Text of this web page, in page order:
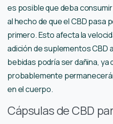
es posible que deba
al hecho de que el CBD pasa
primero. Esto afecta la
adición de suplementos CBD
bebidas podría ser dañina,
probablemente
en el cuerpo.
Cápsulas de CBD